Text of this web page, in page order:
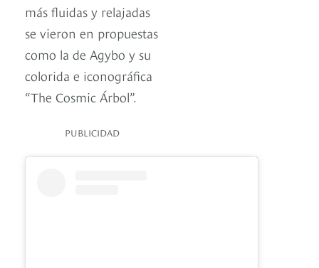
más fluidas y relajadas
se vieron en propuestas
como la de Agybo y su
colorida e iconográfica
“The Cosmic Árbol”.
PUBLICIDAD